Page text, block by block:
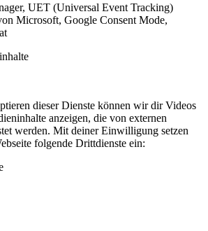
UET (Universal Event Tracking)
Microsoft, Google Consent Mode,
dieser Dienste können wir dir Videos
anzeigen, die von externen
werden. Mit deiner Einwilligung setzen
folgende Drittdienste ein: